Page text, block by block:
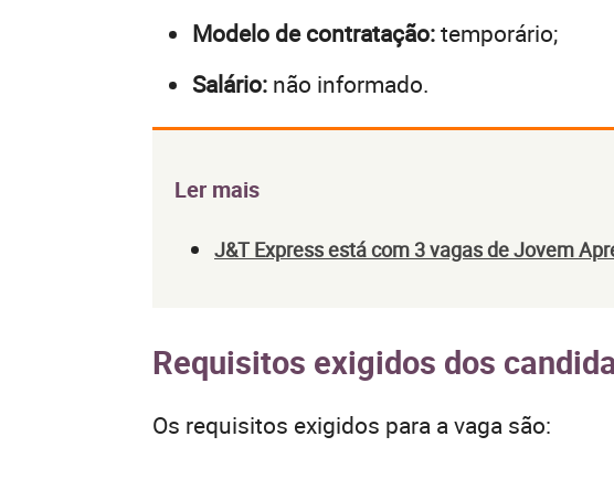
Modelo de contratação:temporário;
Salário: não informado.
Ler mais
J&T Express está com 3 vagas de Jovem
Requisitos exigidos dos
Os requisitos exigidos para a vaga são: